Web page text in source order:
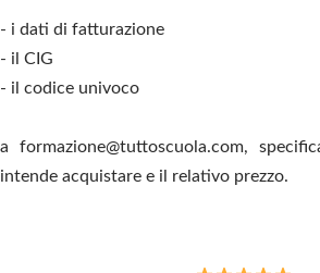
- i dati di fatturazione
- il CIG
- il codice univoco
a formazione@tuttoscuola.com,
intende acquistare e il relativo prezzo.